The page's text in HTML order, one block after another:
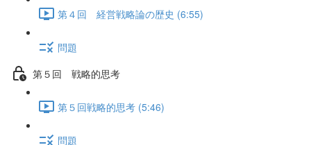
第４回 経営戦略論の歴史 (6:55)
問題
第５回 戦略的思考
第５回戦略的思考 (5:46)
問題